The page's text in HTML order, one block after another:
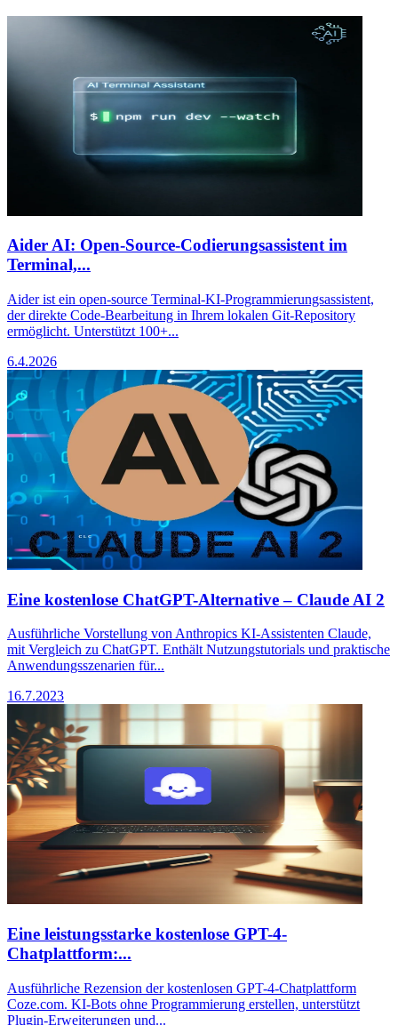
Aider AI: Open-Source-Codierungsassistent im
Terminal,...
Aider ist ein open-source Terminal-KI-Programmierungsassistent,
der direkte Code-Bearbeitung in Ihrem lokalen Git-Repository
ermöglicht. Unterstützt 100+...
6.4.2026
Eine kostenlose ChatGPT-Alternative – Claude AI 2
Ausführliche Vorstellung von Anthropics KI-Assistenten Claude,
mit Vergleich zu ChatGPT. Enthält Nutzungstutorials und praktische
Anwendungsszenarien für...
16.7.2023
Eine leistungsstarke kostenlose GPT-4-
Chatplattform:...
Ausführliche Rezension der kostenlosen GPT-4-Chatplattform
Coze.com. KI-Bots ohne Programmierung erstellen, unterstützt
Plugin-Erweiterungen und...